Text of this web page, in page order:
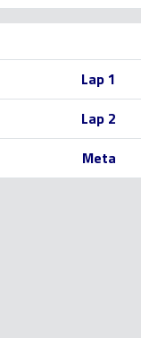
Lap 1
Lap 2
Meta